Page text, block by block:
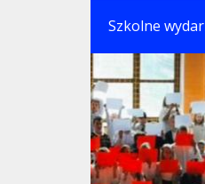
Szkolne